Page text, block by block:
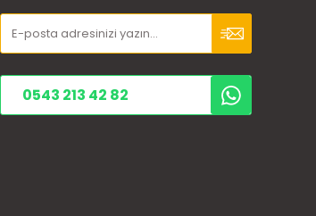
0543 213 42 82